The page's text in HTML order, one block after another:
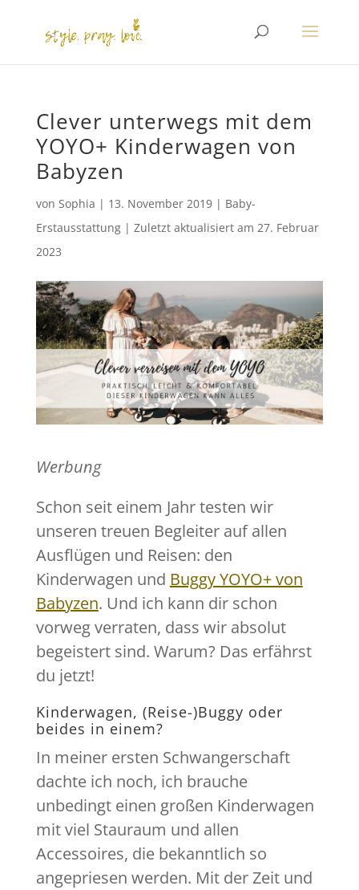
Clever unterwegs mit dem
YOYO+ Kinderwagen von
Babyzen
von Sophia | 13. November 2019| Baby-
Erstausstattung| Zuletzt aktualisiert am 27. Februar
2023
Werbung
Schon seit einem Jahr testen wir
unseren treuen Begleiter auf allen
Ausflügen und Reisen: den
Kinderwagen und Buggy YOYO+ von
Babyzen. Und ich kann dir schon
vorweg verraten, dass wir absolut
begeistert sind. Warum? Das erfährst
du jetzt!
Kinderwagen, (Reise-)Buggy oder
beides in einem?
In meiner ersten Schwangerschaft
dachte ich noch, ich brauche
unbedingt einen großen Kinderwagen
mit viel Stauraum und allen
Accessoires, die bekanntlich so
angepriesen werden. Mit der Zeit und